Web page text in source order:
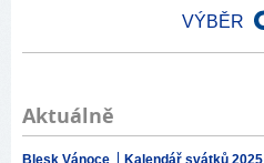
VÝBĚR
Aktuálně
Blesk Vánoce Kalendář svátků 2025